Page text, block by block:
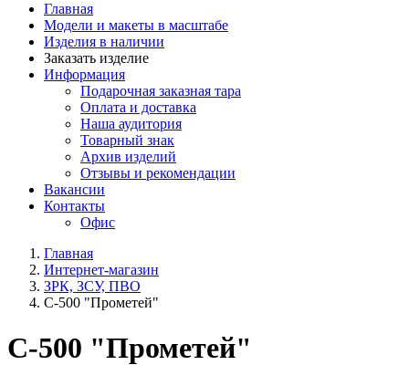
Главная
Модели и макеты в масштабе
Изделия в наличии
Заказать изделие
Информация
Подарочная заказная тара
Оплата и доставка
Наша аудитория
Товарный знак
Архив изделий
Отзывы и рекомендации
Вакансии
Контакты
Офис
Главная
Интернет-магазин
ЗРК, ЗСУ, ПВО
С-500 "Прометей"
С-500 "Прометей"